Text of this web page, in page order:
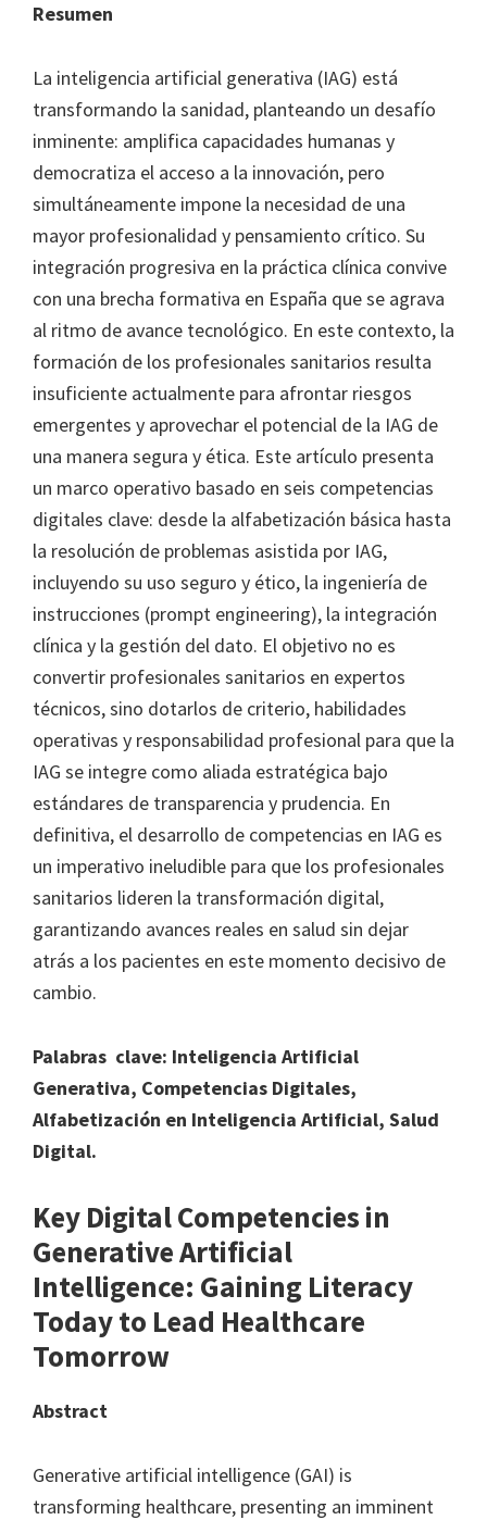
Resumen
La inteligencia artificial generativa (IAG) está
transformando la sanidad, planteando un desafío
inminente: amplifica capacidades humanas y
democratiza el acceso a la innovación, pero
simultáneamente impone la necesidad de una
mayor profesionalidad y pensamiento crítico. Su
integración progresiva en la práctica clínica convive
con una brecha formativa en España que se agrava
al ritmo de avance tecnológico. En este contexto, la
formación de los profesionales sanitarios resulta
insuficiente actualmente para afrontar riesgos
emergentes y aprovechar el potencial de la IAG de
una manera segura y ética. Este artículo presenta
un marco operativo basado en seis competencias
digitales clave: desde la alfabetización básica hasta
la resolución de problemas asistida por IAG,
incluyendo su uso seguro y ético, la ingeniería de
instrucciones (prompt engineering), la integración
clínica y la gestión del dato. El objetivo no es
convertir profesionales sanitarios en expertos
técnicos, sino dotarlos de criterio, habilidades
operativas y responsabilidad profesional para que la
IAG se integre como aliada estratégica bajo
estándares de transparencia y prudencia. En
definitiva, el desarrollo de competencias en IAG es
un imperativo ineludible para que los profesionales
sanitarios lideren la transformación digital,
garantizando avances reales en salud sin dejar
atrás a los pacientes en este momento decisivo de
cambio.
Palabras clave: Inteligencia Artificial
Generativa, Competencias Digitales,
Alfabetización en Inteligencia Artificial, Salud
Digital.
Key Digital Competencies in
Generative Artificial
Intelligence: Gaining Literacy
Today to Lead Healthcare
Tomorrow
Abstract
Generative artificial intelligence (GAI) is
transforming healthcare, presenting an imminent